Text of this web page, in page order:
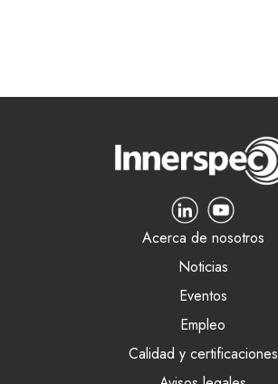
Acerca de nosotros
Noticias
Eventos
Empleo
Calidad y certificaciones